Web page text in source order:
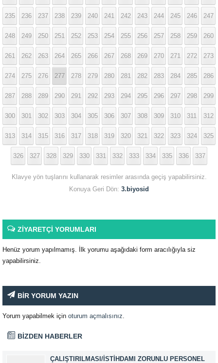
235 236 237 238 239 240 241 242 243 244 245 246 247
248 249 250 251 252 253 254 255 256 257 258 259 260
261 262 263 264 265 266 267 268 269 270 271 272 273
274 275 276 277 278 279 280 281 282 283 284 285 286
287 288 289 290 291 292 293 294 295 296 297 298 299
300 301 302 303 304 305 306 307 308 309 310 311 312
313 314 315 316 317 318 319 320 321 322 323 324 325
326 327 328 329 330 331 332 333 334 335 336 337
Klavye yön tuşlarını kullanarak resimler arasında geçiş yapabilirsiniz.
Konuya Geri Dön: 3.biyosid
ZİYARETÇİ YORUMLARI
Henüz yorum yapılmamış. İlk yorumu aşağıdaki form aracılığıyla siz
yapabilirsiniz.
BİR YORUM YAZIN
Yorum yapabilmek için oturum açmalısınız
BİZDEN HABERLER
ÇALIŞTIRILMASI/İSTIHDAMI ZORUNLU PERSONEL